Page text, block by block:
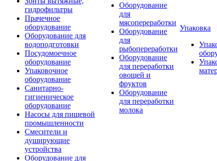
гидрофильтры
Прачечное
оборудование
Оборудование для
водоподготовки
Посудомоечное
оборудование
Упаковочное
оборудование
Санитарно-
гигиеническое
оборудование
Насосы для пищевой
промышленности
Смесители и
душирующие
устройства
Оборудование для
Оборудование
для
мясопереработки
Оборудование
для
рыбопереработки
Оборудование
для переработки
овощей и
фруктов
Оборудование
для переработки
молока
Упаковка